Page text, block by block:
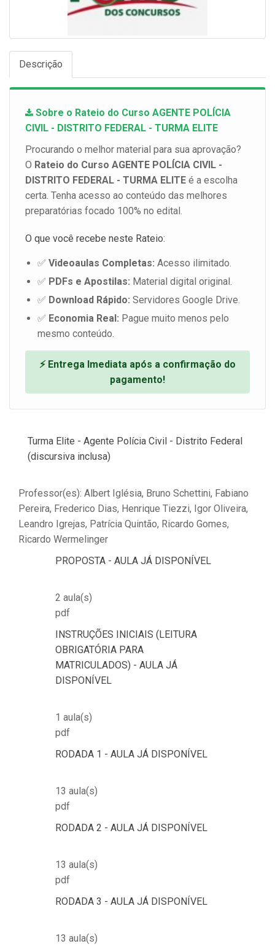
Descrição
Sobre o Rateio do Curso AGENTE POLÍCIA
CIVIL - DISTRITO FEDERAL - TURMA ELITE
Procurando o melhor material para sua aprovação?
O Rateio do Curso AGENTE POLÍCIA CIVIL -
DISTRITO FEDERAL - TURMA ELITE é a escolha
certa. Tenha acesso ao conteúdo das melhores
preparatórias focado 100% no edital.
O que você recebe neste Rateio:
✅ Videoaulas Completas: Acesso ilimitado.
✅ PDFs e Apostilas: Material digital original.
✅ Download Rápido: Servidores Google Drive.
✅ Economia Real: Pague muito menos pelo
mesmo conteúdo.
⚡ Entrega Imediata após a confirmação do
pagamento!
Turma Elite - Agente Polícia Civil - Distrito Federal
(discursiva inclusa)
Professor(es): Albert Iglésia, Bruno Schettini, Fabiano
Pereira, Frederico Dias, Henrique Tiezzi, Igor Oliveira,
Leandro Igrejas, Patrícia Quintão, Ricardo Gomes,
Ricardo Wermelinger
PROPOSTA - AULA JÁ DISPONÍVEL
2 aula(s)
pdf
INSTRUÇÕES INICIAIS (LEITURA
OBRIGATÓRIA PARA
MATRICULADOS) - AULA JÁ
DISPONÍVEL
1 aula(s)
pdf
RODADA 1 - AULA JÁ DISPONÍVEL
13 aula(s)
pdf
RODADA 2 - AULA JÁ DISPONÍVEL
13 aula(s)
pdf
RODADA 3 - AULA JÁ DISPONÍVEL
13 aula(s)